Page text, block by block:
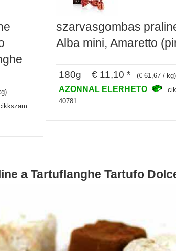
szarvasgombas
Alba mini, Amaretto
180g € 11,10 * (€ 61,67 / kg)
AZONNAL ELERHETO
40781
a Tartuflanghe Tartufo